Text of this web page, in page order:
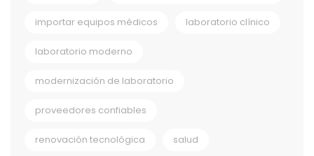
importar equipos médicos laboratorio clínico
laboratorio moderno
modernización de laboratorio
proveedores confiables
renovación tecnológica salud